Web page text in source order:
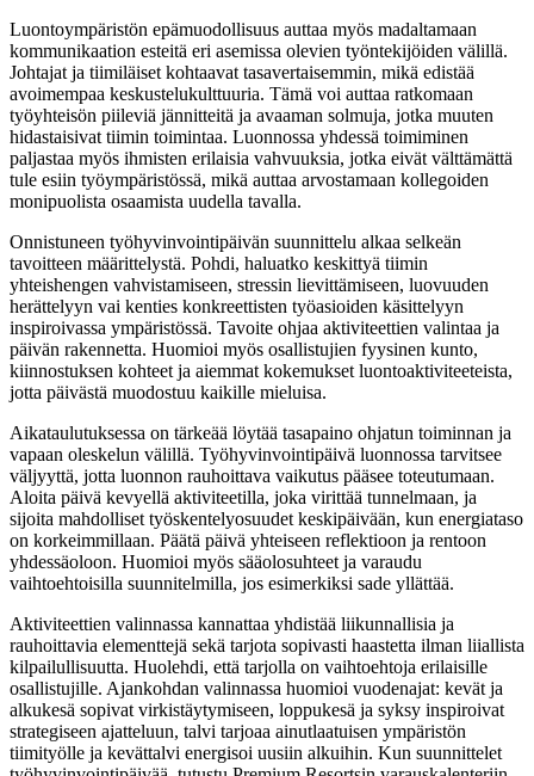
Luontoympäristön epämuodollisuus auttaa myös madaltamaan
kommunikaation esteitä eri asemissa olevien työntekijöiden välillä.
Johtajat ja tiimiläiset kohtaavat tasavertaisemmin, mikä edistää
avoimempaa keskustelukulttuuria. Tämä voi auttaa ratkomaan
työyhteisön piileviä jännitteitä ja avaaman solmuja, jotka muuten
hidastaisivat tiimin toimintaa. Luonnossa yhdessä toimiminen
paljastaa myös ihmisten erilaisia vahvuuksia, jotka eivät välttämättä
tule esiin työympäristössä, mikä auttaa arvostamaan kollegoiden
monipuolista osaamista uudella tavalla.
Onnistuneen työhyvinvointipäivän suunnittelu alkaa selkeän
tavoitteen määrittelystä. Pohdi, haluatko keskittyä tiimin
yhteishengen vahvistamiseen, stressin lievittämiseen, luovuuden
herättelyyn vai kenties konkreettisten työasioiden käsittelyyn
inspiroivassa ympäristössä. Tavoite ohjaa aktiviteettien valintaa ja
päivän rakennetta. Huomioi myös osallistujien fyysinen kunto,
kiinnostuksen kohteet ja aiemmat kokemukset luontoaktiviteeteista,
jotta päivästä muodostuu kaikille mieluisa.
Aikataulutuksessa on tärkeää löytää tasapaino ohjatun toiminnan ja
vapaan oleskelun välillä. Työhyvinvointipäivä luonnossa tarvitsee
väljyyttä, jotta luonnon rauhoittava vaikutus pääsee toteutumaan.
Aloita päivä kevyellä aktiviteetilla, joka virittää tunnelmaan, ja
sijoita mahdolliset työskentelyosuudet keskipäivään, kun energiataso
on korkeimmillaan. Päätä päivä yhteiseen reflektioon ja rentoon
yhdessäoloon. Huomioi myös sääolosuhteet ja varaudu
vaihtoehtoisilla suunnitelmilla, jos esimerkiksi sade yllättää.
Aktiviteettien valinnassa kannattaa yhdistää liikunnallisia ja
rauhoittavia elementtejä sekä tarjota sopivasti haastetta ilman liiallista
kilpailullisuutta. Huolehdi, että tarjolla on vaihtoehtoja erilaisille
osallistujille. Ajankohdan valinnassa huomioi vuodenajat: kevät ja
alkukesä sopivat virkistäytymiseen, loppukesä ja syksy inspiroivat
strategiseen ajatteluun, talvi tarjoaa ainutlaatuisen ympäristön
tiimityölle ja kevättalvi energisoi uusiin alkuihin. Kun suunnittelet